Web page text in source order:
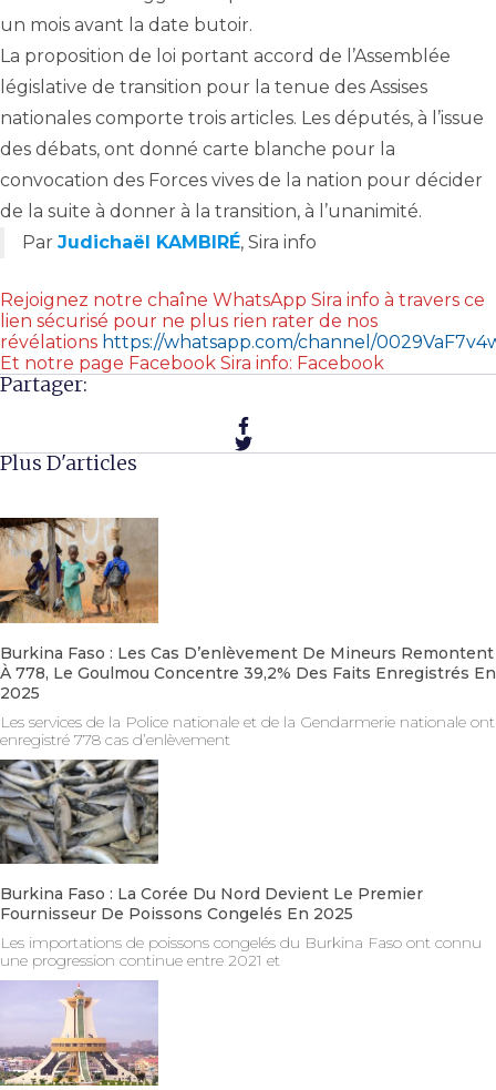
un mois avant la date butoir.
La proposition de loi portant accord de l’Assemblée
législative de transition pour la tenue des Assises
nationales comporte trois articles. Les députés, à l’issue
des débats, ont donné carte blanche pour la
convocation des Forces vives de la nation pour décider
de la suite à donner à la transition, à l’unanimité.
Par Judichaël KAMBIRÉ, Sira info
Rejoignez notre chaîne WhatsApp Sira info à travers ce
lien sécurisé pour ne plus rien rater de nos
révélations https://whatsapp.com/channel/
Et notre page Facebook Sira info: Facebook
Partager:
Plus D'articles
Burkina Faso : Les Cas D’enlèvement De Mineurs Remontent
À 778, Le Goulmou Concentre 39,2% Des Faits Enregistrés En
2025
Les services de la Police nationale et de la Gendarmerie nationale ont
enregistré 778 cas d’enlèvement
Burkina Faso : La Corée Du Nord Devient Le Premier
Fournisseur De Poissons Congelés En 2025
Les importations de poissons congelés du Burkina Faso ont connu
une progression continue entre 2021 et